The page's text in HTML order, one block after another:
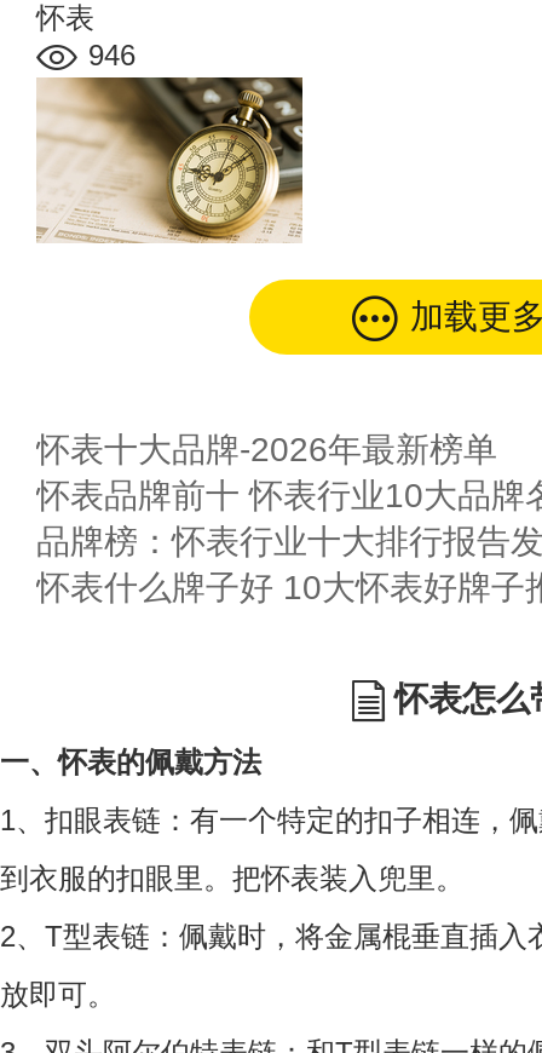
怀表
946
加载更
怀表十大品牌-2026年最新榜单
怀表品牌前十 怀表行业10大品牌
品牌榜：怀表行业十大排行报告
怀表什么牌子好 10大怀表好牌子
怀表怎么
一、怀表的佩戴方法
1、扣眼表链：有一个特定的扣子相连，
到衣服的扣眼里。把怀表装入兜里。
2、T型表链：佩戴时，将金属棍垂直插
放即可。